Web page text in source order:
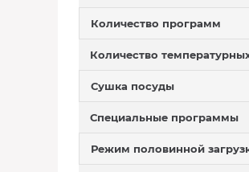
Количество программ
Количество
Сушка посуды
Специальные программы
Режим половинной